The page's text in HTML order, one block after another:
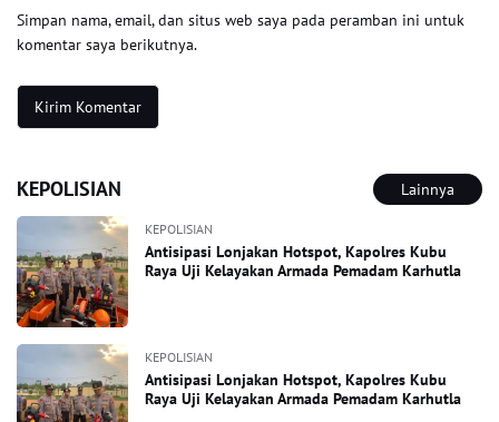
Simpan nama, email, dan situs web saya pada peramban ini untuk
komentar saya berikutnya.
KEPOLISIAN Lainnya
KEPOLISIAN
Antisipasi Lonjakan Hotspot, Kapolres Kubu
Raya Uji Kelayakan Armada Pemadam Karhutla
KEPOLISIAN
Antisipasi Lonjakan Hotspot, Kapolres Kubu
Raya Uji Kelayakan Armada Pemadam Karhutla